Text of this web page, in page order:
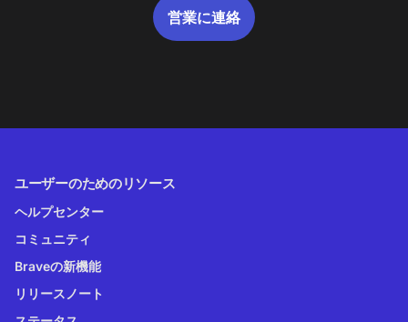
営業に連絡
ユーザーのためのリソース
ヘルプセンター
コミュニティ
Braveの新機能
リリースノート